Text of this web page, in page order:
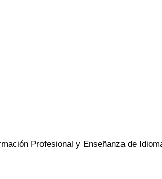
Profesional y Enseñanza de